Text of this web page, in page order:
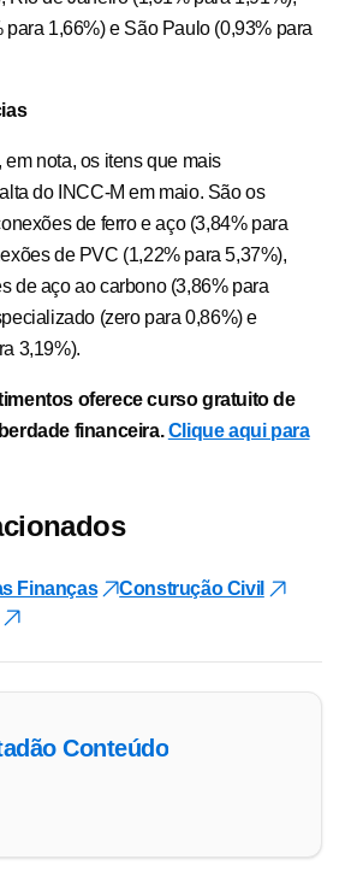
para 1,66%) e São Paulo (0,93% para
nota, os itens que mais
do INCC-M em maio. São os
de ferro e aço (3,84% para
de PVC (1,22% para 5,37%),
de aço ao carbono (3,86% para
(zero para 0,86%) e
3,19%).
oferece curso gratuito de
financeira.Clique aqui para
Finanças
Construção Civil
Conteúdo